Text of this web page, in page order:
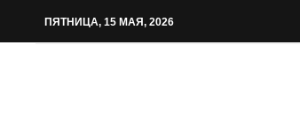
ПЯТНИЦА, 15 МАЯ, 2026